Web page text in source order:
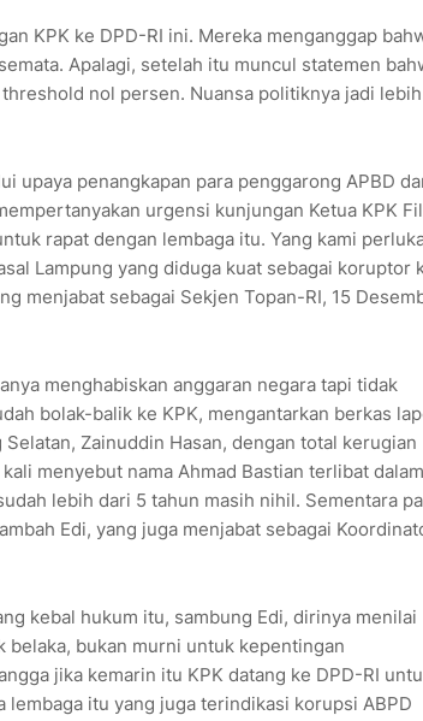
KPK ke DPD-RI ini. Mereka menganggap
Apalagi, setelah itu muncul statemen
nol persen. Nuansa politiknya jadi lebih
upaya penangkapan para penggarong APBD
urgensi kunjungan Ketua KPK
rapat dengan lembaga itu. Yang kami
Lampung yang diduga kuat sebagai koruptor
menjabat sebagai Sekjen Topan-RI, 15
menghabiskan anggaran negara tapi tidak
bolak-balik ke KPK, mengantarkan berkas
Zainuddin Hasan, dengan total kerugian
menyebut nama Ahmad Bastian terlibat dalam
lebih dari 5 tahun masih nihil. Sementara
Edi, yang juga menjabat sebagai
kebal hukum itu, sambung Edi, dirinya menilai
belaka, bukan murni untuk kepentingan
jika kemarin itu KPK datang ke DPD-RI
itu yang juga terindikasi korupsi ABPD